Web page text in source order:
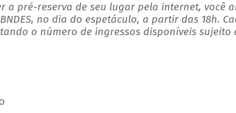
a pré-reserva de seu lugar pela internet, você
no dia do espetáculo, a partir das 18h.
o número de ingressos disponíveis